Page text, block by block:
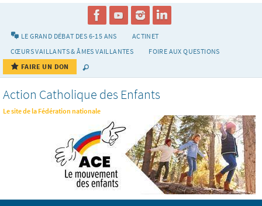
LE GRAND DÉBAT DES 6-15 ANS
ACTINET
CŒURS VAILLANTS & ÂMES VAILLANTES
FOIRE AUX QUESTIONS
FAIRE UN DON
Action Catholique des Enfants
Le site de la Fédération nationale